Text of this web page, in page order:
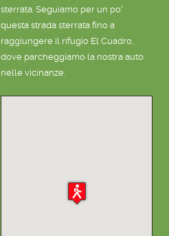
sterrata. Seguiamo per un po'
questa strada sterrata fino a
raggiungere il rifugio El Cuadro,
dove parcheggiamo la nostra auto
nelle vicinanze.